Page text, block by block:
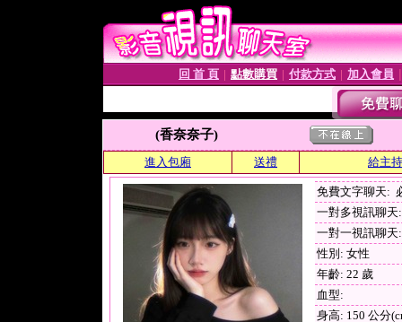
回 首 頁 點數購買 付款方式 加入會員
(香奈奈子)
進入包廂 送禮 給主
免費文字聊天:
一對多視訊聊天
一對一視訊聊天
性別: 女性
年齡: 22 歲
血型:
身高: 150 公分